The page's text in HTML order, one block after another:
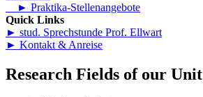
► Praktika-Stellenangebote
Quick Links
► stud. Sprechstunde Prof. Ellwart
► Kontakt & Anreise
Research Fields of our Unit